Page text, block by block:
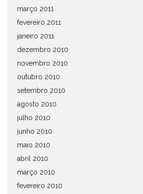
março 2011
fevereiro 2011
janeiro 2011
dezembro 2010
novembro 2010
outubro 2010
setembro 2010
agosto 2010
julho 2010
junho 2010
maio 2010
abril 2010
março 2010
fevereiro 2010